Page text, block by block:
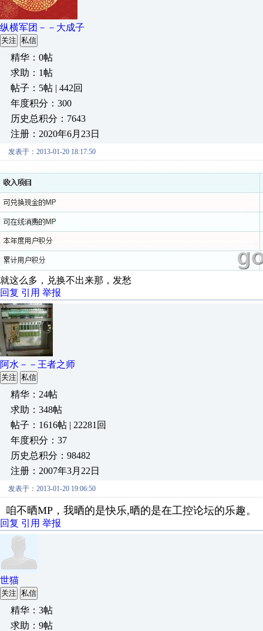
纵横军团－－大成子
关注 私信
精华：0帖
求助：1帖
帖子：5帖 | 442回
年度积分：300
历史总积分：7643
注册：2020年6月23日
发表于：2013-01-20 18:17:50
就这么多，兑换不出来那，发愁
回复 引用 举报
阿水－－王者之师
关注 私信
精华：24帖
求助：348帖
帖子：1616帖 | 22281回
年度积分：37
历史总积分：98482
注册：2007年3月22日
发表于：2013-01-20 19:06:50
咱不晒MP，我晒的是快乐,晒的是在工控论坛的乐趣。
回复 引用 举报
世猫
关注 私信
精华：3帖
求助：9帖